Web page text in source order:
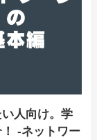
人向け。学
-ネットワー